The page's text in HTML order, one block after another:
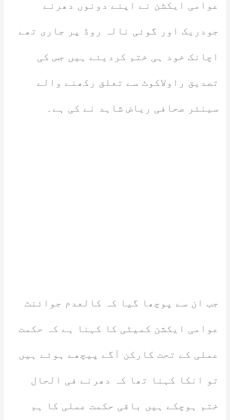
عوامی ایکشن نے اپنے دونوں دھرنے
جودریک اور گوئی نالہ روڈ پر جاری تھے
اچانک خود ہی ختم کردیئے ہیں جس کی
تصدیق راولاکوٹ سے تعلق رکھنے والے
سینئر صحافی ریاض شاہد نے کی ہے۔
جب ان سے پوچھا گیا کہ کالعدم جوائنٹ
عوامی ایکشن کمیٹی کا کہنا ہے کہ حکمت
عملی کے تحت کارکن آگے پیچھے ہوئے ہیں
تو انکا کہنا تھا کہ دھرنے فی الحال
ختم ہوچکے ہیں باقی حکمت عملی کا ہم